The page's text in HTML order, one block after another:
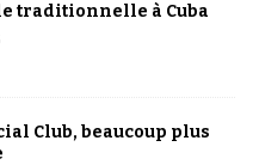
traditionnelle à Cuba
Club, beaucoup plus